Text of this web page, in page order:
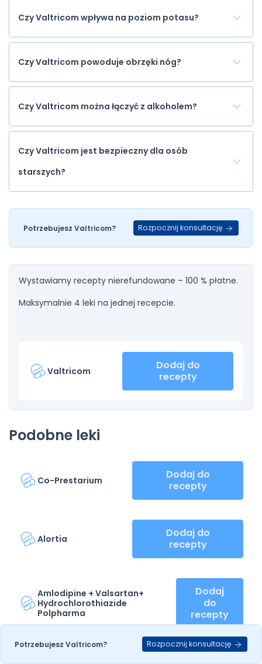
Czy Valtricom wpływa na poziom potasu?
Czy Valtricom powoduje obrzęki nóg?
Czy Valtricom można łączyć z alkoholem?
Czy Valtricom jest bezpieczny dla osób
starszych?
Potrzebujesz Valtricom? Rozpocznij konsultację
Wystawiamy recepty nierefundowane – 100 % płatne.
Maksymalnie 4 leki na jednej recepcie.
Valtricom
Dodaj do
recepty
Podobne leki
Co-Prestarium
Dodaj do
recepty
Alortia
Dodaj do
recepty
Amlodipine + Valsartan+
Hydrochlorothiazide
Polpharma
Dodaj
do
recepty
Potrzebujesz Valtricom? Rozpocznij konsultację